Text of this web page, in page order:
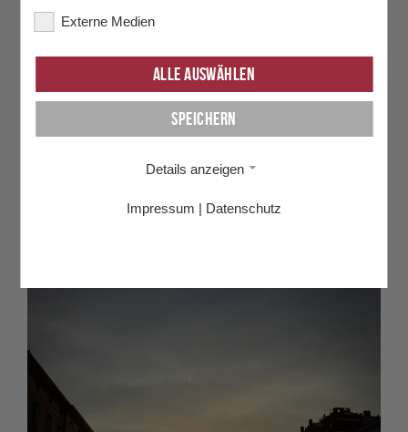
HANDELSSCHULE
Externe Medien
Alle auswählen
Speichern
Details anzeigen
Impressum | Datenschutz